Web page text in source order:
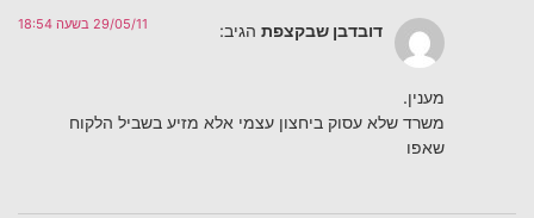
דובדבן שבקצפת הגיב: 29/05/11 בשעה 18:54
מענין.
משרד שלא עסוק ביחצון עצמי אלא מזיע בשביל הלקוח
שאפו